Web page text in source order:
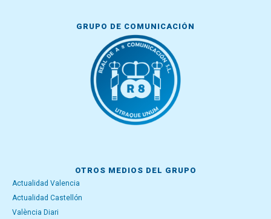
GRUPO DE COMUNICACIÓN
OTROS MEDIOS DEL GRUPO
Actualidad Valencia
Actualidad Castellón
València Diari